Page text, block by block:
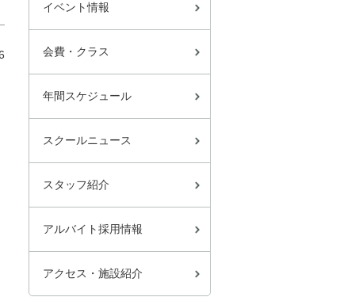
イベント情報
会費・クラス
年間スケジュール
スクールニュース
スタッフ紹介
アルバイト採用情報
アクセス・施設紹介